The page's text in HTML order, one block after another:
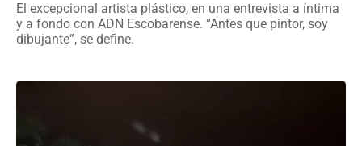
El excepcional artista plástico, en una entrevista a íntima
y a fondo con ADN Escobarense. “Antes que pintor, soy
dibujante”, se define.